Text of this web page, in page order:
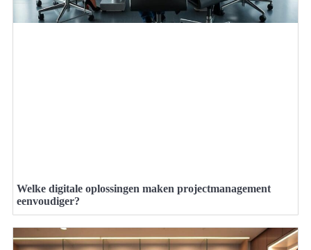
Welke digitale oplossingen maken projectmanagement
eenvoudiger?